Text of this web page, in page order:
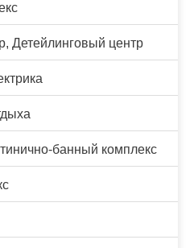
Детейлинговый центр
банный комплекс